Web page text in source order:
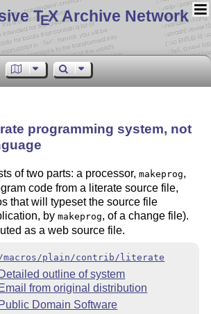
TEX Archive Network
programming system, not
of two parts: a processor,makeprog,
code from a literate source file,
that will typeset the source file
bymakeprog, of a change file).
as a web source file.
macros/plain/contrib/literate
Detailed outline of system
Email from original distribution
Public Domain Software